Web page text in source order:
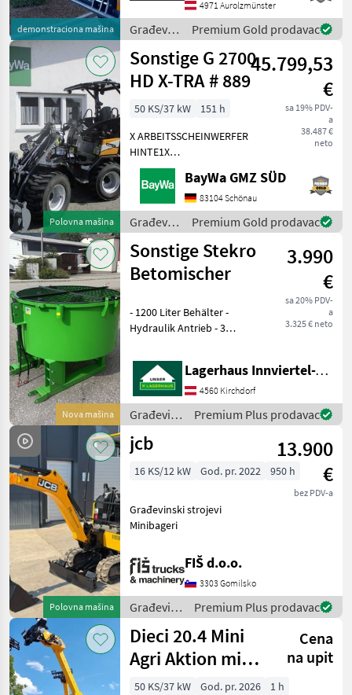
demonstraciona mašina
VFG - rabljeno Prodajni tim
tvrtke Schwarzmayr
4971 Aurolzmünster
Građevinski
strojevi /
Sonstige
Premium Gold prodavac
Polovna mašina
Sonstige G 2700
HD X-TRA # 889
45.799,53
€
sa 19% PDV-
a
38.487 €
neto
50 KS/37 kW
151 h
X ARBEITSSCHEINWERFER
HINTE1X
ARBEITSSCHEINWERFER
VORNE1X
HECKGEWICHTSPLATTE 62
KG1X
HYDRAULIKKREISLAUF
DPPPEL31X15.50-15
SKIDDATENBESCHEINIGUNG
BRD 20 KMDRUCKFREIER
BayWa GMZ SÜD
83104 Schönau
Građevinski
strojevi /
Sonstige
Premium Gold prodavac
Nova mašina
Sonstige Stekro
Betomischer
3.990
€
sa 20% PDV-
a
3.325 € neto
- 1200 Liter Behälter -
Hydraulik Antrieb - 3
Stapleraufnahme -
Auslaufschieber hinten und
rechts - Auslaufrutsche -
Sackaufreißer
Lagerhaus Innviertel-Traunviertel-Urfahr eGen, Kirchdorf
4560 Kirchdorf
Građevinski
strojevi /
Sonstige
Premium Plus prodavac
Polovna mašina
jcb
13.900
€
bez PDV-a
16 KS/12 kW God. pr. 2022 950 h
Građevinski strojevi
Minibageri
FIŠ d.o.o.
3303 Gomilsko
Građevinski
strojevi /
JCB
Premium Plus prodavac
Dieci 20.4 Mini
Agri Aktion mit
Österreichpaket
Cena
na upit
50 KS/37 kW God. pr. 2026
1 h